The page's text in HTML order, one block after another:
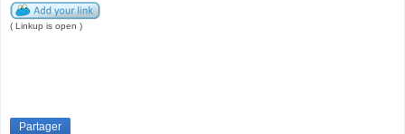
( Linkup is open )
Partager